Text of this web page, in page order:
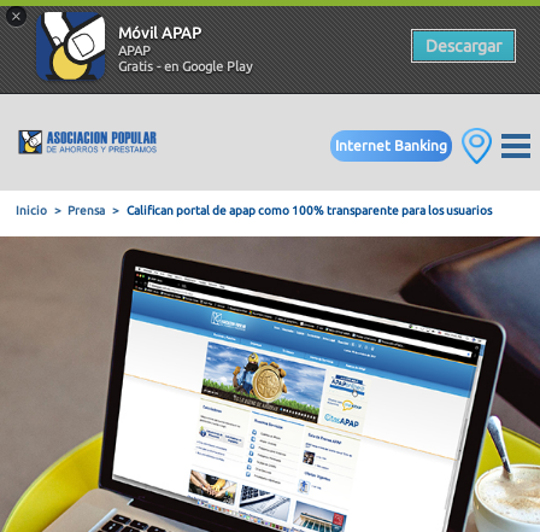
×
Móvil APAP
APAP
Gratis - en Google Play
Descargar
Internet Banking
Prensa Califican portal de apap como 100%